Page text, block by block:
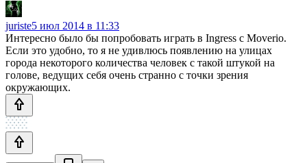
juriste5 июл 2014 в 11:33
Интересно было бы попробовать играть в Ingress с Moverio.
Если это удобно, то я не удивлюсь появлению на улицах
города некоторого количества человек с такой штукой на
голове, ведущих себя очень странно с точки зрения
окружающих.